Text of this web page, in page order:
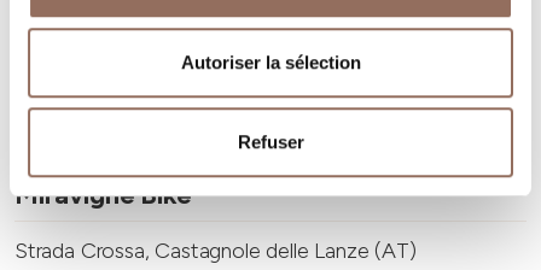
Autoriser la sélection
Refuser
Miravigne Bike
Strada Crossa, Castagnole delle Lanze (AT)